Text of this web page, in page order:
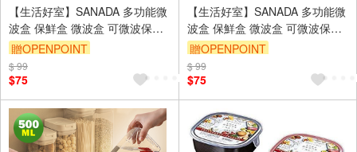
【生活好室】SANADA 多功能微
波盒 保鮮盒 微波盒 可微波保鮮
盒 加熱密封盒 密封盒 保鮮 加熱
微波 野菜盒
贈OPENPOINT
訂單滿999享9折
$ 99
$75
【生活好室】SANADA 多功能微
波盒 保鮮盒 微波盒 可微波保鮮
盒 加熱密封盒 密封盒 保鮮 加熱
微波 野菜盒
贈OPENPOINT
訂單滿999享9折
$ 99
$75